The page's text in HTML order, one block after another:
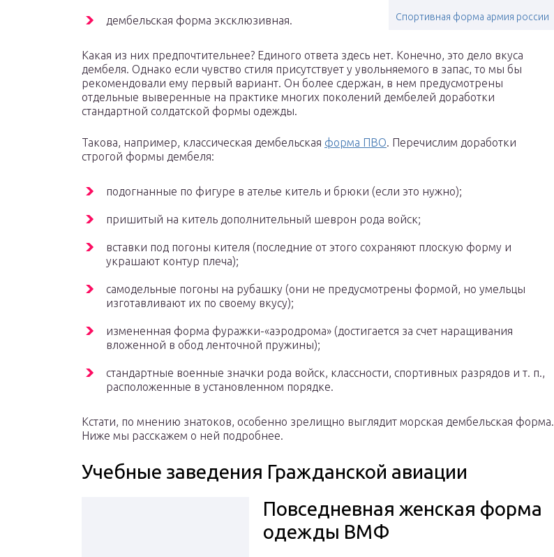
Спортивная форма армия россии
дембельская форма эксклюзивная.
Какая из них предпочтительнее? Единого ответа здесь нет. Конечно, это дело вкуса
дембеля. Однако если чувство стиля присутствует у увольняемого в запас, то мы бы
рекомендовали ему первый вариант. Он более сдержан, в нем предусмотрены
отдельные выверенные на практике многих поколений дембелей доработки
стандартной солдатской формы одежды.
Такова, например, классическая дембельская форма ПВО. Перечислим доработки
строгой формы дембеля:
подогнанные по фигуре в ателье китель и брюки (если это нужно);
пришитый на китель дополнительный шеврон рода войск;
вставки под погоны кителя (последние от этого сохраняют плоскую форму и
украшают контур плеча);
самодельные погоны на рубашку (они не предусмотрены формой, но умельцы
изготавливают их по своему вкусу);
измененная форма фуражки-«аэродрома» (достигается за счет наращивания
вложенной в обод ленточной пружины);
стандартные военные значки рода войск, классности, спортивных разрядов и т. п.,
расположенные в установленном порядке.
Кстати, по мнению знатоков, особенно зрелищно выглядит морская дембельская форма.
Ниже мы расскажем о ней подробнее.
Учебные заведения Гражданской авиации
Повседневная женская форма
одежды ВМФ